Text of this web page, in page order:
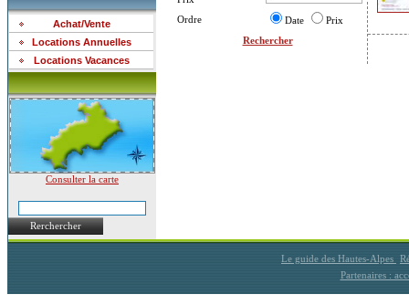
Achat/Vente
Locations Annuelles
Locations Vacances
Consulter la carte
Rerchercher
Ordre
Date
Prix
Rechercher
Le guide des Hautes-Alpes
Partenaires :